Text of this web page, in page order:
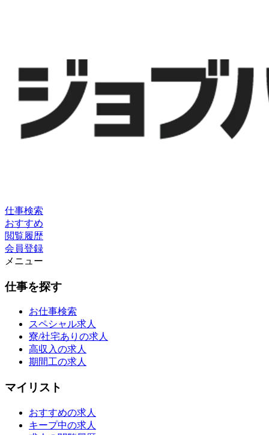
仕事検索
おすすめ
閲覧履歴
会員登録
メニュー
仕事を探す
お仕事検索
スペシャル求人
寮/社宅ありの求人
高収入の求人
期間工の求人
マイリスト
おすすめの求人
キープ中の求人